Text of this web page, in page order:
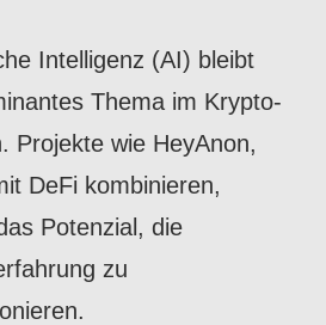
Intelligenz (AI) bleibt
Thema im Krypto-
Projekte wie HeyAnon,
DeFi kombinieren,
Potenzial, die
zu